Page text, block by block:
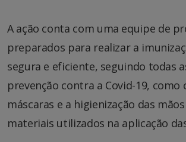
A ação conta com uma equipe de
preparados para realizar a
segura e eficiente, seguindo todas
prevenção contra a Covid-19, como
máscaras e a higienização das
materiais utilizados na aplicação